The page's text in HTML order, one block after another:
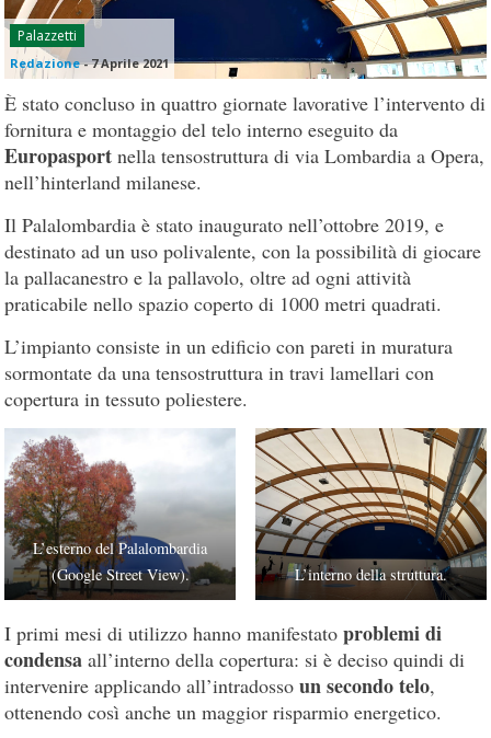
Palazzetti
Redazione-7 Aprile 2021
È stato concluso in quattro giornate lavorative l’intervento di
fornitura e montaggio del telo interno eseguito da
Europasport nella tensostruttura di via Lombardia a Opera,
nell’hinterland milanese.
Il Palalombardia è stato inaugurato nell’ottobre 2019, e
destinato ad un uso polivalente, con la possibilità di giocare
la pallacanestro e la pallavolo, oltre ad ogni attività
praticabile nello spazio coperto di 1000 metri quadrati.
L’impianto consiste in un edificio con pareti in muratura
sormontate da una tensostruttura in travi lamellari con
copertura in tessuto poliestere.
L’esterno del Palalombardia
(Google Street View).
L’interno della struttura.
I primi mesi di utilizzo hanno manifestatoproblemi di
condensa all’interno della copertura: si è deciso quindi di
intervenire applicando all’intradossoun secondo telo,
ottenendo così anche un maggior risparmio energetico.